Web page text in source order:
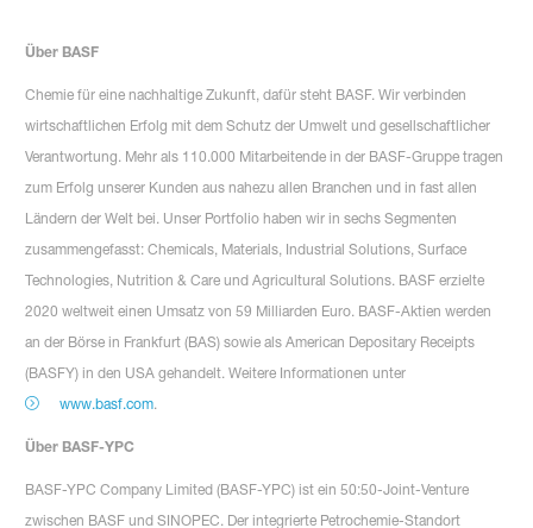
Über BASF
Chemie für eine nachhaltige Zukunft, dafür steht BASF. Wir verbinden
wirtschaftlichen Erfolg mit dem Schutz der Umwelt und gesellschaftlicher
Verantwortung. Mehr als 110.000 Mitarbeitende in der BASF-Gruppe tragen
zum Erfolg unserer Kunden aus nahezu allen Branchen und in fast allen
Ländern der Welt bei. Unser Portfolio haben wir in sechs Segmenten
zusammengefasst: Chemicals, Materials, Industrial Solutions, Surface
Technologies, Nutrition & Care und Agricultural Solutions. BASF erzielte
2020 weltweit einen Umsatz von 59 Milliarden Euro. BASF-Aktien werden
an der Börse in Frankfurt (BAS) sowie als American Depositary Receipts
(BASFY) in den USA gehandelt. Weitere Informationen unter
www.basf.com.
Über BASF-YPC
BASF-YPC Company Limited (BASF-YPC) ist ein 50:50-Joint-Venture
zwischen BASF und SINOPEC. Der integrierte Petrochemie-Standort